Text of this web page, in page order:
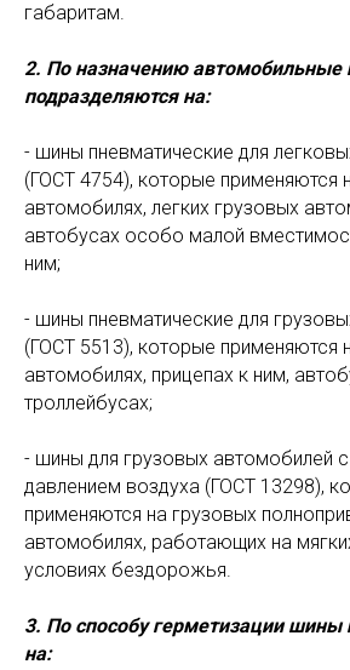
габаритам.
2. По назначению
подразделяются на:
- шины пневматические для
(ГОСТ 4754), которые применяются
автомобилях, легких грузовых
автобусах особо малой
ним;
- шины пневматические для
(ГОСТ 5513), которые применяются
автомобилях, прицепах к ним,
троллейбусах;
- шины для грузовых автомобилей
давлением воздуха (ГОСТ 13298),
применяются на грузовых
автомобилях, работающих на
условиях бездорожья.
3. По способу герметизации шины
на: